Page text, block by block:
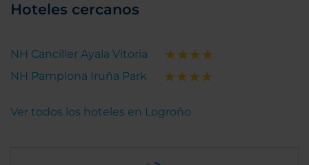
Hoteles cercanos
NH Canciller Ayala Vitoria
NH Pamplona Iruña Park
Ver todos los hoteles en Logroño